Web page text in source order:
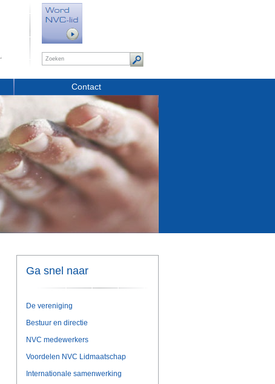
Contact
Ga snel naar
De vereniging
Bestuur en directie
NVC medewerkers
Voordelen NVC Lidmaatschap
Internationale samenwerking